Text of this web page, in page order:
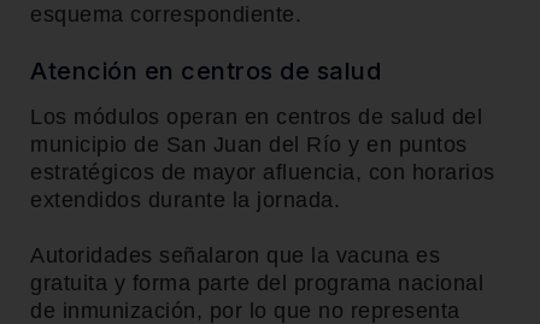
esquema correspondiente.
Atención en centros de salud
Los módulos operan en centros de salud del
municipio de San Juan del Río y en puntos
estratégicos de mayor afluencia, con horarios
extendidos durante la jornada.
Autoridades señalaron que la vacuna es
gratuita y forma parte del programa nacional
de inmunización, por lo que no representa